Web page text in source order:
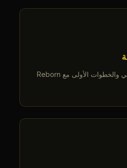
التثبيت والإعداد الأولي والخطوات الأولى مع Reborn